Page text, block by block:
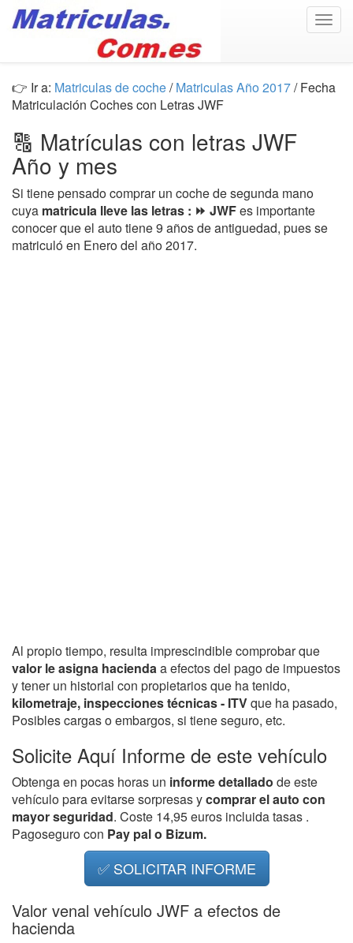
👉 Ir a: Matriculas de coche/Matriculas Año 2017/ Fecha
Matriculación Coches con Letras JWF
🔠 Matrículas con letras JWF
Año y mes
Si tiene pensado comprar un coche de segunda mano
cuya matricula lleve las letras : ⏩ JWFes importante
conocer que el auto tiene 9 años de antiguedad, pues se
matriculó en Enero del año 2017.
Al propio tiempo, resulta imprescindible comprobar que
valor le asigna haciendaa efectos del pago de impuestos
y tener un historial con propietarios que ha tenido,
kilometraje, inspecciones técnicas - ITVque ha pasado,
Posibles cargas o embargos, si tiene seguro, etc.
Solicite Aquí Informe de este vehículo
Obtenga en pocas horas un informe detallado de este
vehículo para evitarse sorpresas ycomprar el auto con
mayor seguridad. Coste 14,95 euros incluida tasas .
Pagoseguro con Pay pal o Bizum.
✅ SOLICITAR INFORME
Valor venal vehículo JWF a efectos de
hacienda